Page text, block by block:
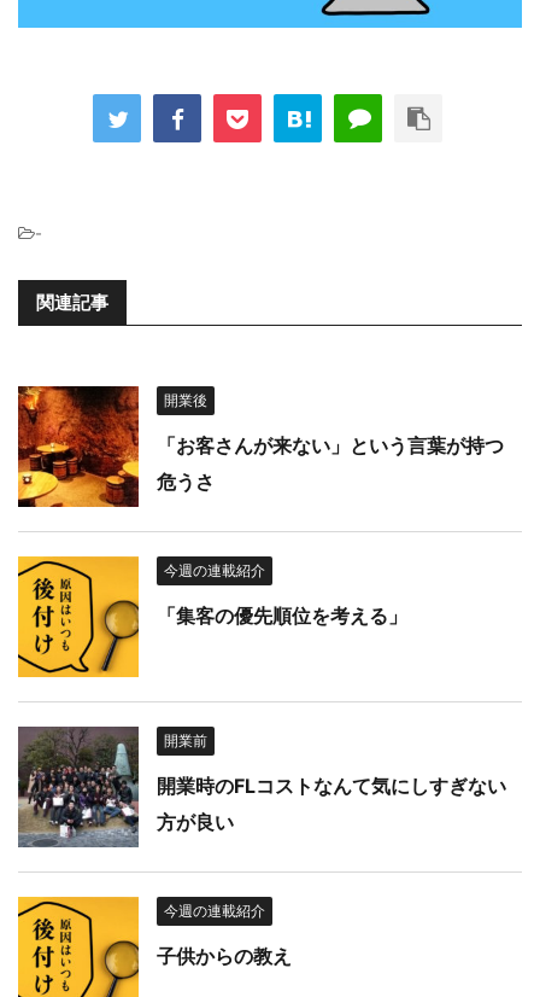
-
関連記事
開業後
「お客さんが来ない」という言葉が持つ
危うさ
今週の連載紹介
「集客の優先順位を考える」
開業前
開業時のFLコストなんて気にしすぎない
方が良い
今週の連載紹介
子供からの教え